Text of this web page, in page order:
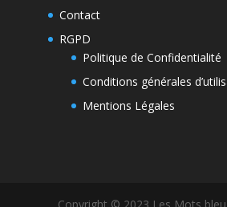
Contact
RGPD
Politique de Confidentialité
Conditions générales
Mentions Légales
Copyright © 2023 Les Mots